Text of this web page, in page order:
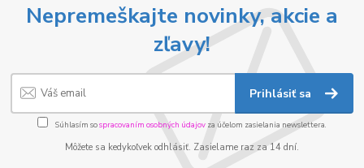
Nepremeškajte novinky, akcie a
zľavy!
Prihlásiť sa
Súhlasím sospracovaním osobných údajov za účelom zasielania newslettera.
Môžete sa kedykoľvek odhlásiť. Zasielame raz za 14 dní.